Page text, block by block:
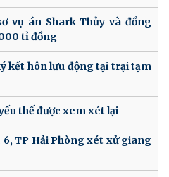
vụ án Shark Thủy và đồng
tỉ đồng
kết hôn lưu động tại trại tạm
thế được xem xét lại
6, TP Hải Phòng xét xử giang